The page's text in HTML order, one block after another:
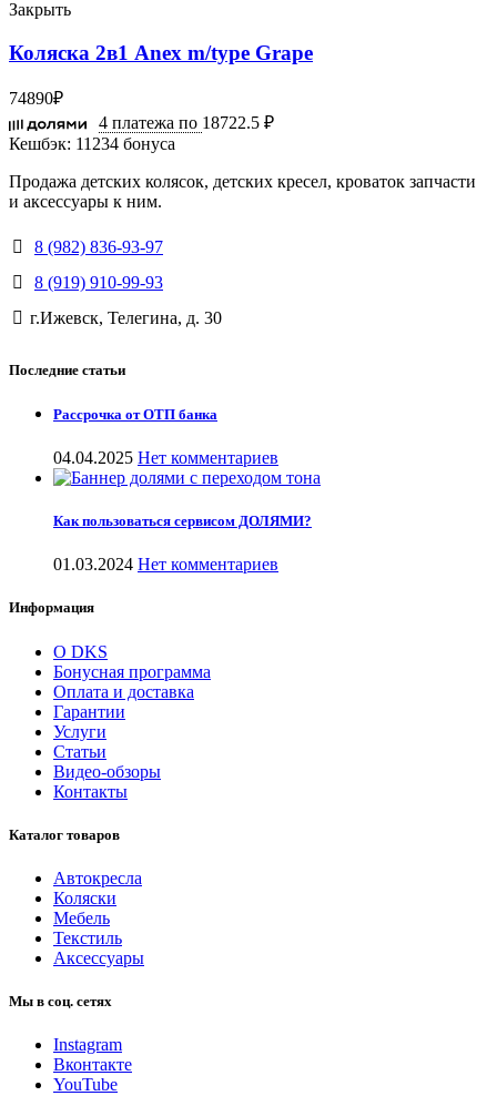
Закрыть
Коляска 2в1 Anex m/type Grape
74890₽
4 платежа по 18722.5 ₽
Кешбэк: 11234 бонуса
Продажа детских колясок, детских кресел, кроваток запчасти
и аксессуары к ним.
8 (982) 836-93-97
8 (919) 910-99-93
г.Ижевск, Телегина, д. 30
Последние статьи
Рассрочка от ОТП банка
04.04.2025 Нет комментариев
Как пользоваться сервисом ДОЛЯМИ?
01.03.2024 Нет комментариев
Информация
О DKS
Бонусная программа
Оплата и доставка
Гарантии
Услуги
Статьи
Видео-обзоры
Контакты
Каталог товаров
Автокресла
Коляски
Мебель
Текстиль
Аксессуары
Мы в соц. сетях
Instagram
Вконтакте
YouTube